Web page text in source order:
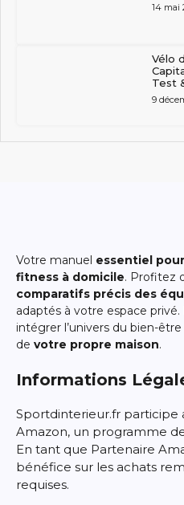
14 mai
Vélo
Test
9
Votre manuel essentiel
fitness à domicile. Profitez
comparatifs précis des
adaptés à votre espace
intégrer l’univers du bien-être
de votre propre maison.
Informations
Sportdinterieur.fr participe
Amazon, un programme
En tant que Partenaire
bénéfice sur les achats
requises.